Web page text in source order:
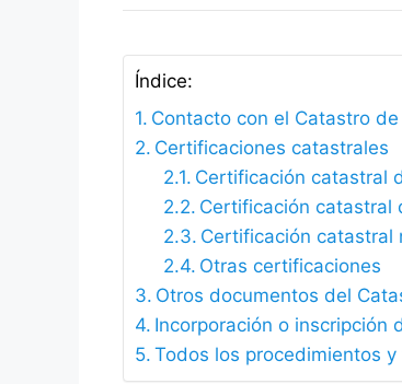
Índice:
Contacto con el Catastro
Certificaciones catastrales
Certificación catastral
Certificación catastral
Certificación catastral
Otras certificaciones
Otros documentos del
Incorporación o inscripción
Todos los procedimientos